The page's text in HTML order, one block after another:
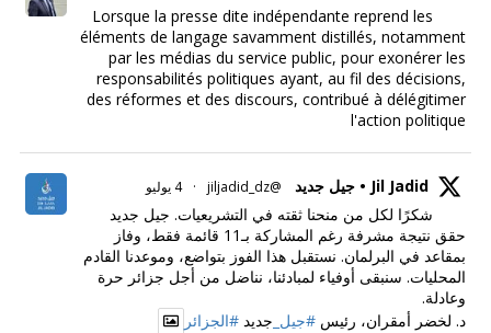
Lorsque la presse dite indépendante reprend les
éléments de langage savamment distillés, notamment
par les médias du service public, pour exonérer les
responsabilités politiques ayant, au fil des décisions,
des réformes et des discours, contribué à délégitimer
l'action politique
Jil Jadid • جيل جديد @jiljadid_dz
· 4 يوليو
شكرًا لكل من منحنا ثقته في التشريعيات. جيل جديد
حقق نتيجة مشرفة رغم المشاركة بـ11 قائمة فقط، وفاز
بمقاعد في البرلمان. نستقبل هذا الفوز بتواضع، وموعدنا القادم
المحليات. سنبقى أوفياء لمبادئنا، نناضل من أجل جزائر حرة
وعادلة.
د. لخضر أمقران، رئيس #جيل_ جديد #الجزائر